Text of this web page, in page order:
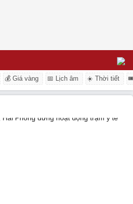
💰 Giá vàng 📅 Lịch âm ☀️ Thời tiết